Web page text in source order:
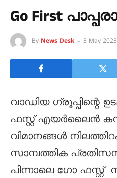
Go First
By News Desk 3 May 2023
വാഡിയ ഗ്രൂപ്പിന്റെ
ഫസ്റ്റ് എയർലൈൻ
വിമാനങ്ങൾ
സാമ്പത്തിക
പിന്നാലെ ഗോ